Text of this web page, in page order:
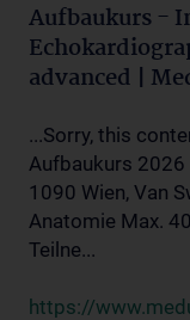
Aufbaukurs -
advanced |
...Sorry, this
Aufbaukurs 2026
1090 Wien, Van
Anatomie Max.
Teilne...
https://